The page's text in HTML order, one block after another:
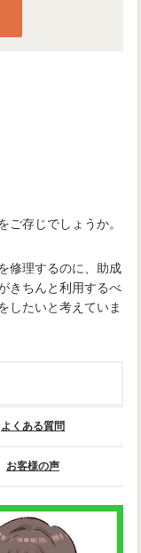
ご存じでしょうか。
修理するのに、助成
きちんと利用するべ
したいと考えていま
よくある質問
お客様の声